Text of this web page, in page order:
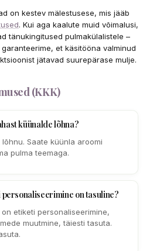
on kestev mälestusese, mis jääb
. Kui aga kaalute muid võimalusi,
tänukingitused pulmakülalistele –
et käsitööna valminud
jätavad suurepärase mulje.
(KKK)
küünalde lõhna?
Saate küünla aroomi
pulma teemaga.
on tasuline?
etiketi personaliseerimine,
muutmine, täiesti tasuta.